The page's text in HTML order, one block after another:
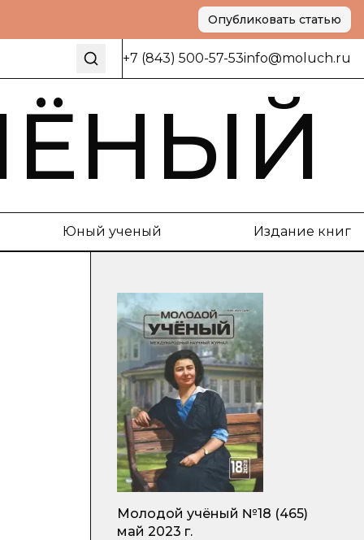
Опубликовать статью
+7 (843) 500-57-53info@moluch.ru
Юный ученый Издание книг
Молодой учёный №18 (465)
май 2023 г.